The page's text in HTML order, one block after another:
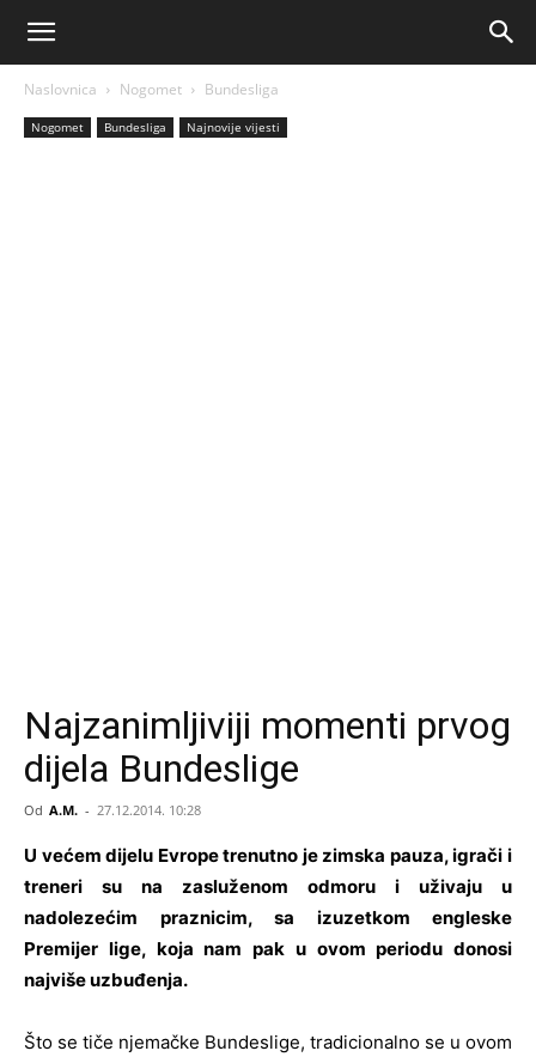
Naslovnica Nogomet Bundesliga
Nogomet Bundesliga Najnovije vijesti
Najzanimljiviji momenti prvog
dijela Bundeslige
Od A.M. - 27.12.2014. 10:28
U većem dijelu Evrope trenutno je zimska pauza, igrači i
treneri su na zasluženom odmoru i uživaju u
nadolezećim praznicim, sa izuzetkom engleske
Premijer lige, koja nam pak u ovom periodu donosi
najviše uzbuđenja.
Što se tiče njemačke Bundeslige, tradicionalno se u ovom